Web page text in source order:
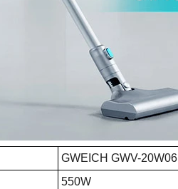
GWEICH GWV-20W06
550W